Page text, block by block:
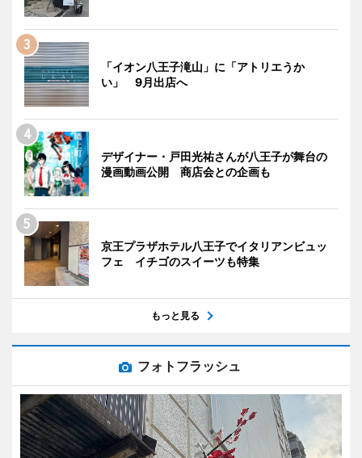
「イオン八王子滝山」に「アトリエうか
い」 9月出店へ
デザイナー・戸田光祐さんが八王子が舞台の
漫画動画公開 商店会との企画も
京王プラザホテル八王子でイタリアンビュッ
フェ イチゴのスイーツも特集
もっと見る
フォトフラッシュ